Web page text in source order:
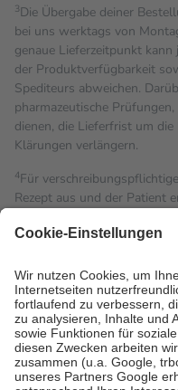
3Die Übergabe deiner
bei uns werktags von
genaue Lieferzeitpunkt
der Produktverfügbarkeit
Spediteurs abweichen.
pharmazeutische
dienen, die Lieferfrist um
Klärungen verlängern.
4Für
Rezept aus und der Patient
Kosten dafür, der
Grundsätzlich leisten
Prozent des Abgabepreises,
höchstens zehn Euro.Es
tatsächlichen Kosten der
Diese Regeln gelten
Bei Heilmitteln und